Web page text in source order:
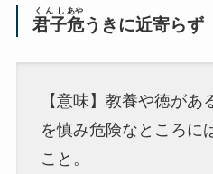
君子
くんし
危
あや
うきに近寄らず
【意味】 教養や徳があ
を慎み危険なところに
こと。